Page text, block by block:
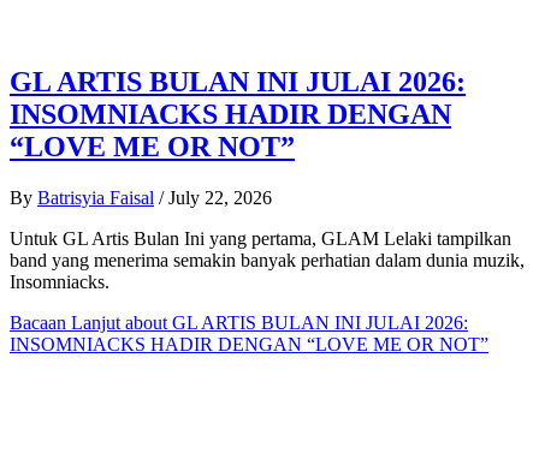
GL ARTIS BULAN INI JULAI 2026:
INSOMNIACKS HADIR DENGAN
“LOVE ME OR NOT”
By Batrisyia Faisal / July 22, 2026
Untuk GL Artis Bulan Ini yang pertama, GLAM Lelaki tampilkan
band yang menerima semakin banyak perhatian dalam dunia muzik,
Insomniacks.
Bacaan Lanjut about GL ARTIS BULAN INI JULAI 2026:
INSOMNIACKS HADIR DENGAN “LOVE ME OR NOT”